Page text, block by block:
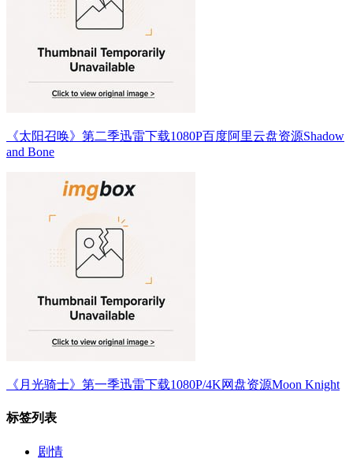
《太阳召唤》第二季迅雷下载1080P百度阿里云盘资源Shadow
and Bone
《月光骑士》第一季迅雷下载1080P/4K网盘资源Moon Knight
标签列表
剧情